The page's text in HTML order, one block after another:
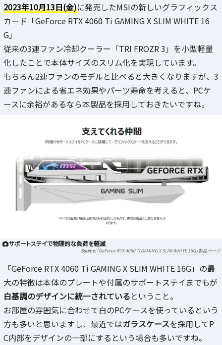
2023年10月13日(金)に発売したMSIの新しいグラフィックス
カード「GeForce RTX 4060 Ti GAMING X SLIM WHITE 16
G」
従来の3連ファン冷却クーラー「TRI FROZR 3」を小型軽量
化したことで本体サイズのスリム化を実現しています。
もちろん2連ファンのモデルと比べると大きくなりますが、3
連ファンによる省エネ効果やパーツ寿命を考えると、PCケ
ースに余裕があるなら本製品を採用しておきたいですね。
サポートステイで物理的な負荷を軽減
「GeForce RTX 4060 Ti GAMING X SLIM WHITE 16G」製品ページ
「GeForce RTX 4060 Ti GAMING X SLIM WHITE 16G」の最
大の特徴は本体のプレートや付属のサポートステイまでもが
白基調のデザインに統一されているということ。
お部屋の雰囲気に合わせて白のPCケースを使っているという
方も多いと思いますし、最近ではガラスケースを採用してP
C内部をデザインの一部にするという場合も多いですね。